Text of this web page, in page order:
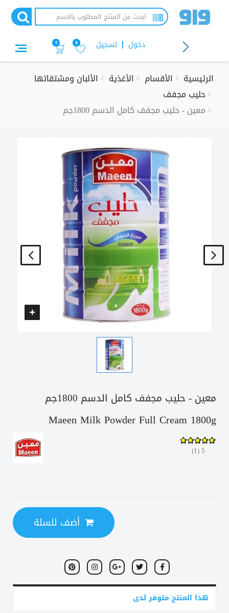
تسجيل دخول 0
0
الرئيسية الأقسام الأغذية
الألبان ومشتقاتها
حليب مجفف
معين - حليب مجفف كامل الدسم 1800جم
معين - حليب مجفف كامل الدسم 1800جم
Maeen Milk Powder Full Cream 1800g
5
(
1
)
أضف للسلة
هذا المنتج متوفر لدى